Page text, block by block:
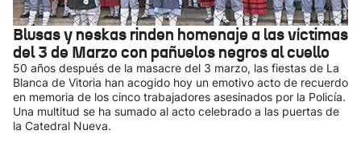
Blusas y neskas rinden homenaje a las víctimas
del 3 de Marzo con pañuelos negros al cuello
50 años después de la masacre del 3 marzo, las fiestas de La
Blanca de Vitoria han acogido hoy un emotivo acto de recuerdo
en memoria de los cinco trabajadores asesinados por la Policía.
Una multitud se ha sumado al acto celebrado a las puertas de
la Catedral Nueva.